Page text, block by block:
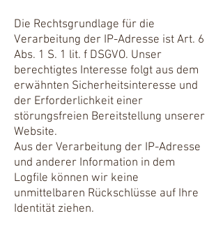
Die Rechtsgrundlage für die
Verarbeitung der IP-Adresse ist Art. 6
Abs. 1 S. 1 lit. f DSGVO. Unser
berechtigtes Interesse folgt aus dem
erwähnten Sicherheitsinteresse und
der Erforderlichkeit einer
störungsfreien Bereitstellung unserer
Website.
Aus der Verarbeitung der IP-Adresse
und anderer Information in dem
Logfile können wir keine
unmittelbaren Rückschlüsse auf Ihre
Identität ziehen.